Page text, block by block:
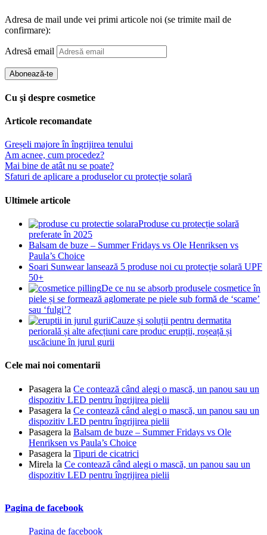
Adresa de mail unde vei primi articole noi (se trimite mail de
confirmare):
Adresă email
Abonează-te
Cu şi despre cosmetice
Articole recomandate
Greșeli majore în îngrijirea tenului
Am acnee, cum procedez?
Mai bine de atât nu se poate?
Sfaturi de aplicare a produselor cu protecție solară
Ultimele articole
Produse cu protecție solară
preferate în 2025
Balsam de buze – Summer Fridays vs Ole Henriksen vs
Paula’s Choice
Soari Sunwear lansează 5 produse noi cu protecție solară UPF
50+
De ce nu se absorb produsele cosmetice în
piele și se formează aglomerate pe piele sub formă de ‘scame’
sau ‘fulgi’?
Cauze și soluții pentru dermatita
periorală și alte afecțiuni care produc erupții, roșeață și
uscăciune în jurul gurii
Cele mai noi comentarii
Pasagera la Ce contează când alegi o mască, un panou sau un
dispozitiv LED pentru îngrijirea pielii
Pasagera la Ce contează când alegi o mască, un panou sau un
dispozitiv LED pentru îngrijirea pielii
Pasagera la Balsam de buze – Summer Fridays vs Ole
Henriksen vs Paula’s Choice
Pasagera la Tipuri de cicatrici
Mirela la Ce contează când alegi o mască, un panou sau un
dispozitiv LED pentru îngrijirea pielii
Pagina de facebook
Pagina de facebook